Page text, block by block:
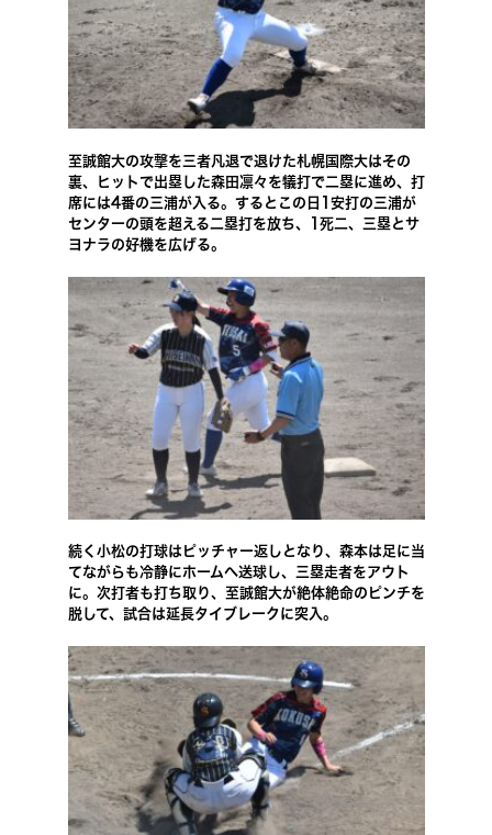
至誠館大の攻撃を三者凡退で退けた札幌国際大はその
裏、ヒットで出塁した森田凛々を犠打で二塁に進め、打
席には4番の三浦が入る。するとこの日1安打の三浦が
センターの頭を超える二塁打を放ち、1死二、三塁とサ
ヨナラの好機を広げる。
続く小松の打球はピッチャー返しとなり、森本は足に当
てながらも冷静にホームへ送球し、三塁走者をアウト
に。次打者も打ち取り、至誠館大が絶体絶命のピンチを
脱して、試合は延長タイブレークに突入。